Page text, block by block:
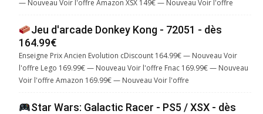
— Nouveau Voir l'offre Amazon XSX 149€ — Nouveau Voir l'offre
Jeu d'arcade Donkey Kong - 72051 - dès
164.99€
Enseigne Prix Ancien Evolution cDiscount 164.99€ — Nouveau Voir
l'offre Lego 169.99€ — Nouveau Voir l'offre Fnac 169.99€ — Nouveau
Voir l'offre Amazon 169.99€ — Nouveau Voir l'offre
Star Wars: Galactic Racer - PS5 / XSX - dès